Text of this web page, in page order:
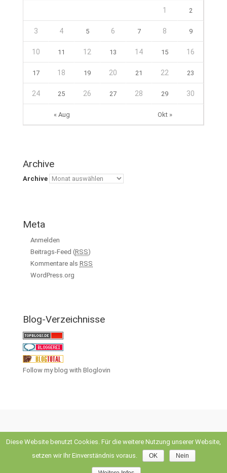
« Aug Okt »
1 2
3 4 5 6 7 8 9
10 11 12 13 14 15 16
17 18 19 20 21 22 23
24 25 26 27 28 29 30
Archive
Archive
Meta
Anmelden
Beitrags-Feed (RSS)
Kommentare als RSS
WordPress.org
Blog-Verzeichnisse
Follow my blog with Bloglovin
theme by Theme4Press • Powered byWordPress
Diese Website benutzt Cookies. Für die weitere Nutzung unserer Website,
setzen wir Ihr Einverständnis voraus.
OK Nein